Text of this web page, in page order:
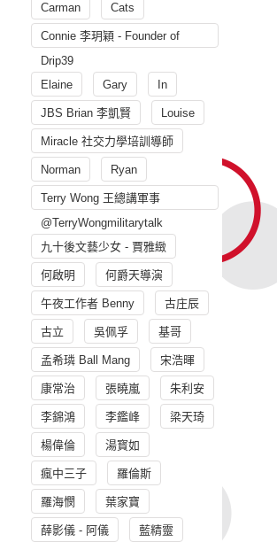
Carman Cats
Connie 李玥穎 - Founder of
Drip39
Elaine
Gary In
JBS Brian 李凱賢 Louise
Miracle 社交力學培訓導師
Norman Ryan
Terry Wong 王總講軍事
@TerryWongmilitarytalk
九十後文藝少女 - 賈雅緻
何啟明 何爵天導演
午夜工作者 Benny 古庄辰
古立 吳佩孚 基哥
孟希璘 Ball Mang 宋浩暉
康常治 張曉嵐 朱利安
李錦鴻 李鑑峰 梁天琦
楊偉倫 湯寳如
瘋中三子 羅倫斯
羅海憫 葉家寶
薛影儀 - 阿儀 藍精靈